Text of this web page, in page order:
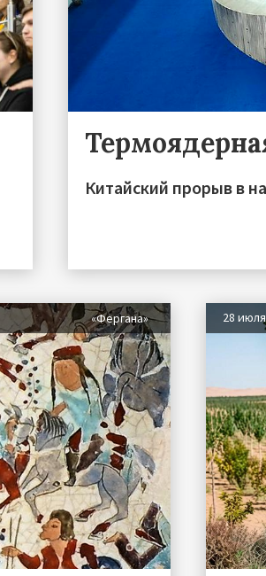
Китайский прорыв в
«Фергана» 28 июля